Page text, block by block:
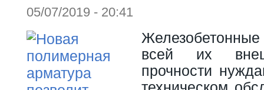
05/07/2019 - 20:41
всей их
прочности